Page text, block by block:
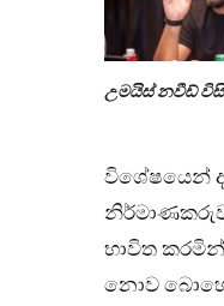
උමයිස් නවීඩ්
විශේෂයෙන්
භාවිත කරමින්
නොව බොහෝ